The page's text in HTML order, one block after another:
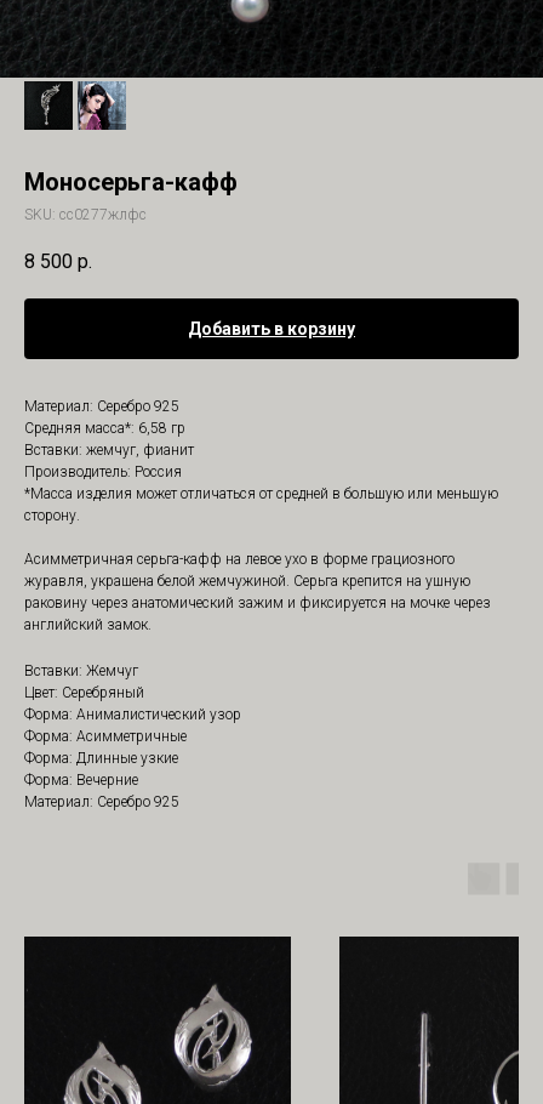
Моносерьга-кафф
SKU: сс0277жлфс
8 500 р.
Добавить в корзину
Материал: Серебро 925
Средняя масса*: 6,58 гр
Вставки: жемчуг, фианит
Производитель: Россия
*Масса изделия может отличаться от средней в большую или меньшую
сторону.
Асимметричная серьга-кафф на левое ухо в форме грациозного
журавля, украшена белой жемчужиной. Серьга крепится на ушную
раковину через анатомический зажим и фиксируется на мочке через
английский замок.
Вставки: Жемчуг
Цвет: Серебряный
Форма: Анималистический узор
Форма: Асимметричные
Форма: Длинные узкие
Форма: Вечерние
Материал: Серебро 925